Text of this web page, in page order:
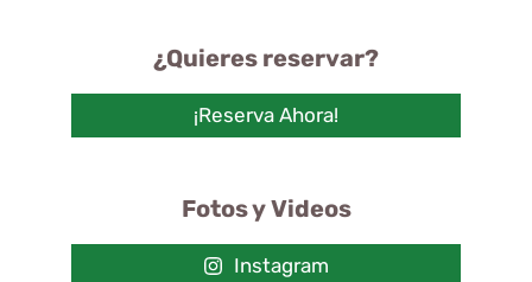
¿Quieres reservar?
¡Reserva Ahora!
Fotos y Videos
Instagram